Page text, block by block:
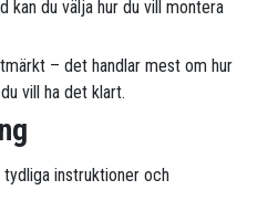
kan du välja hur du vill montera
– det handlar mest om hur
vill ha det klart.
instruktioner och